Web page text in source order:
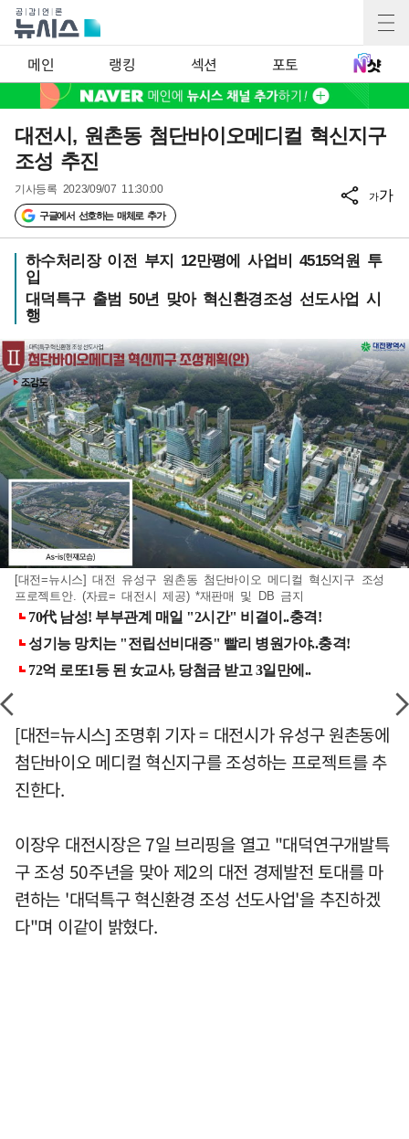
메인 랭킹 섹션 포토
대전시, 원촌동 첨단바이오메디컬 혁신지구
조성 추진
기사등록 2023/09/07 11:30:00
구글에서 선호하는 매체로 추가
가가
하수처리장 이전 부지 12만평에 사업비 4515억원 투
입
대덕특구 출범 50년 맞아 혁신환경조성 선도사업 시
행
[대전=뉴시스] 대전 유성구 원촌동 첨단바이오 메디컬 혁신지구 조성
프로젝트안. (자료= 대전시 제공) *재판매 및 DB 금지
[대전=뉴시스] 조명휘 기자 = 대전시가 유성구 원촌동에
첨단바이오 메디컬 혁신지구를 조성하는 프로젝트를 추
진한다.
이장우 대전시장은 7일 브리핑을 열고 "대덕연구개발특
구 조성 50주년을 맞아 제2의 대전 경제발전 토대를 마
련하는 '대덕특구 혁신환경 조성 선도사업'을 추진하겠
다"며 이같이 밝혔다.